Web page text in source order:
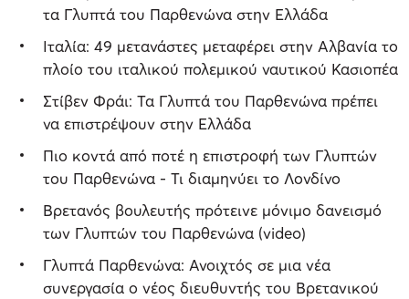
τα Γλυπτά του Παρθενώνα στην Ελλάδα
Ιταλία: 49 μετανάστες μεταφέρει στην Αλβανία το
πλοίο του ιταλικού πολεμικού ναυτικού Κασιοπέα
Στίβεν Φράι: Τα Γλυπτά του Παρθενώνα πρέπει
να επιστρέψουν στην Ελλάδα
Πιο κοντά από ποτέ η επιστροφή των Γλυπτών
του Παρθενώνα - Τι διαμηνύει το Λονδίνο
Βρετανός βουλευτής πρότεινε μόνιμο δανεισμό
των Γλυπτών του Παρθενώνα (video)
Γλυπτά Παρθενώνα: Ανοιχτός σε μια νέα
συνεργασία ο νέος διευθυντής του Βρετανικού